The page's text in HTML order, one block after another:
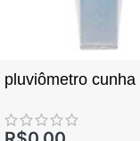
pluviômetro cunha